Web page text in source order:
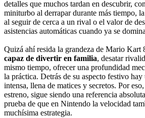
detalles que muchos tardan en descubrir,
miniturbo al derrapar durante más tiempo,
al seguir de cerca a un rival o el valor de
asistencias automáticas cuando ya se
Quizá ahí resida la grandeza de Mario Kart
capaz de divertir en familia, desatar
mismo tiempo, ofrecer una profundidad
la práctica. Detrás de su aspecto festivo
intensa, llena de matices y secretos. Por
estreno, sigue siendo una referencia
prueba de que en Nintendo la velocidad
muchísima estrategia.